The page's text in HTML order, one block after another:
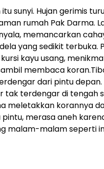
sunyi. Hujan gerimis
rumah Pak Darma.
memancarkan
yang sedikit terbuka.
kayu usang,
membaca
dari pintu depan.
tak terdengar di tengah
meletakkan korannya
merasa aneh
malam-malam seperti